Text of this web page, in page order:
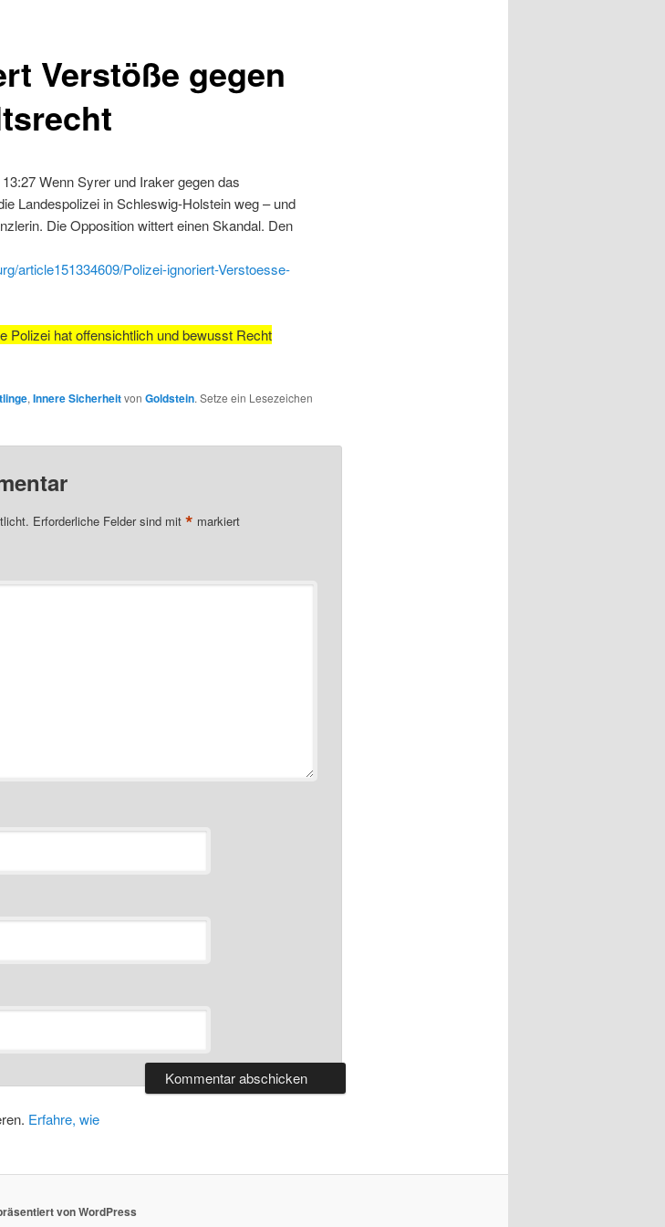
Verstöße gegen
Wenn Syrer und Iraker gegen das
Landespolizei in Schleswig-Holstein weg – und
Die Opposition wittert einen Skandal. Den
article151334609/Polizei-ignoriert-Verstoesse-
Polizei hat offensichtlich und bewusst Recht
,Innere Sicherheitvon Goldstein. Setze ein Lesezeichen
Erforderliche Felder sind mit * markiert
Erfahre, wie
von WordPress